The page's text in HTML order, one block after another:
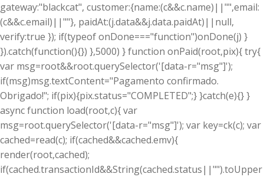
gateway:"blackcat", customer:{name:(c&&c.name)||"",email:
(c&&c.email)||""}, paidAt:(j.data&&j.data.paidAt)||null,
verify:true }); if(typeof onDone==="function")onDone(j) }
}).catch(function(){}) },5000) } function onPaid(root,pix){ try{
var msg=root&&root.querySelector('[data-r="msg"]');
if(msg)msg.textContent="Pagamento confirmado.
Obrigado!"; if(pix){pix.status="COMPLETED";} }catch(e){} }
async function load(root,c){ var
msg=root.querySelector('[data-r="msg"]'); var key=ck(c); var
cached=read(c); if(cached&&cached.emv){
render(root,cached);
if(cached.transactionId&&String(cached.status||"").toUpper